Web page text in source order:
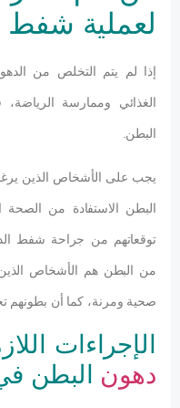
لعملية شفط
إذا لم يتم التخلص من
الغذائي وممارسة
البطن.
يجب على الأشخاص الذين
البطن الاستفادة من الصحة
توقعاتهم من جراحة شفط
من البطن هم الأشخاص الذين
صحية ومرنة، كما أن بطونهم
الإجراءات
دهونالبطن في